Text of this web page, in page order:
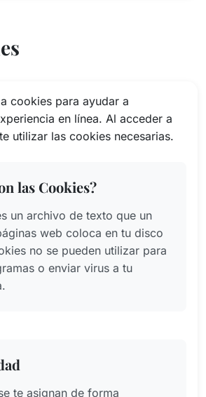
cookies para ayudar a
en línea. Al acceder a
utilizar las cookies necesarias.
las Cookies?
un archivo de texto que un
web coloca en tu disco
no se pueden utilizar para
o enviar virus a tu
te asignan de forma